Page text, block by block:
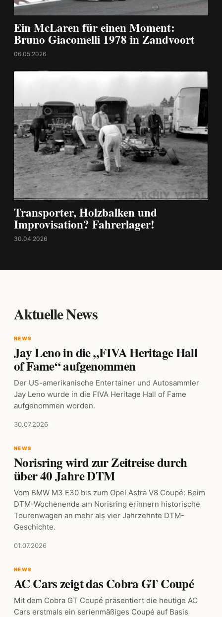
Ein McLaren für einen Moment:
Bruno Giacomelli 1978 in Zandvoort
06.05.2026
Transporter, Holzbalken und
Improvisation? Fahrerlager!
30.04.2026
Aktuelle News
NEWS
Jay Leno in die „FIVA Heritage Hall
of Fame“ aufgenommen
Der US-amerikanische Entertainer und Autosammler
Jay Leno wurde in die FIVA Heritage Hall of Fame
aufgenommen worden.
30.07.2026
NEWS
Norisring wird zur Zeitreise durch
über 40 Jahre DTM
Vom BMW M3 E30 bis zum Opel Astra V8 Coupé: Beim
DTM-Wochenende am Norisring erinnern historische
Tourenwagen an mehr als vier Jahrzehnte DTM-
Geschichte.
01.07.2026
NEWS
AC Cars zeigt das Cobra GT Coupé
Mit dem Cobra GT Coupé präsentiert die heutige AC
Cars erstmals ein serienmäßiges Coupé auf Basis